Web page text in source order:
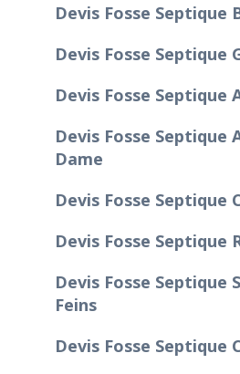
Devis Fosse Septique
Devis Fosse Septique
Devis Fosse Septique
Devis Fosse
Dame
Devis Fosse Septique
Devis Fosse Septique
Devis Fosse Septique
Feins
Devis Fosse Septique